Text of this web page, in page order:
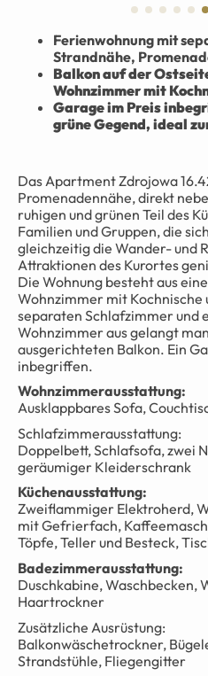
Ferienwohnung mit
Strandnähe,
Balkon auf der
Wohnzimmer mit
Garage im Preis
grüne Gegend, ideal
Das Apartment Zdrojowa
Promenadennähe, direkt
ruhigen und grünen Teil des
Familien und Gruppen, die
gleichzeitig die Wander- und
Attraktionen des Kurortes
Die Wohnung besteht aus
Wohnzimmer mit Kochnische
separaten Schlafzimmer und
Wohnzimmer aus gelangt
ausgerichteten Balkon. Ein
inbegriffen.
Wohnzimmerausstattung:
Ausklappbares Sofa,
Schlafzimmerausstattung:
Doppelbett, Schlafsofa, zwei
geräumiger Kleiderschrank
Küchenausstattung:
Zweiflammiger Elektroherd,
mit Gefrierfach,
Töpfe, Teller und Besteck,
Badezimmerausstattung:
Duschkabine, Waschbecken,
Haartrockner
Zusätzliche Ausrüstung:
Balkonwäschetrockner,
Strandstühle, Fliegengitter